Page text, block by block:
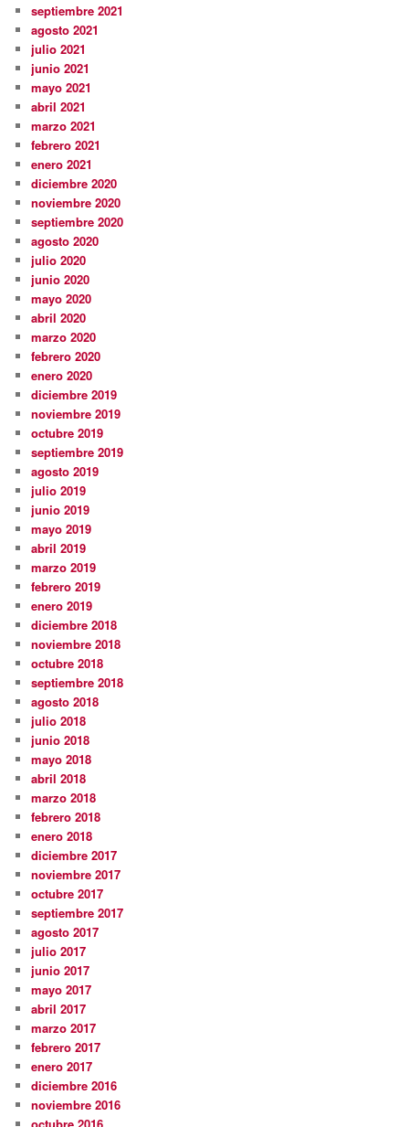
septiembre 2021
agosto 2021
julio 2021
junio 2021
mayo 2021
abril 2021
marzo 2021
febrero 2021
enero 2021
diciembre 2020
noviembre 2020
septiembre 2020
agosto 2020
julio 2020
junio 2020
mayo 2020
abril 2020
marzo 2020
febrero 2020
enero 2020
diciembre 2019
noviembre 2019
octubre 2019
septiembre 2019
agosto 2019
julio 2019
junio 2019
mayo 2019
abril 2019
marzo 2019
febrero 2019
enero 2019
diciembre 2018
noviembre 2018
octubre 2018
septiembre 2018
agosto 2018
julio 2018
junio 2018
mayo 2018
abril 2018
marzo 2018
febrero 2018
enero 2018
diciembre 2017
noviembre 2017
octubre 2017
septiembre 2017
agosto 2017
julio 2017
junio 2017
mayo 2017
abril 2017
marzo 2017
febrero 2017
enero 2017
diciembre 2016
noviembre 2016